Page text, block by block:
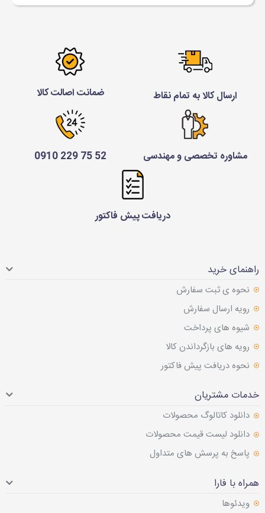
ارسال کالا به تمام نقاط ضمانت اصالت کالا
مشاوره تخصصی و مهندسی 52 75 229 0910
دریافت پیش فاکتور
راهنمای خرید
نحوه ی ثبت سفارش
رویه ارسال سفارش
شیوه های پرداخت
رویه های بازگرداندن کالا
نحوه دریافت پیش فاکتور
خدمات مشتریان
دانلود کاتالوگ محصولات
دانلود لیست قیمت محصولات
پاسخ به پرسش های متداول
همراه با فارا
ویدئوها